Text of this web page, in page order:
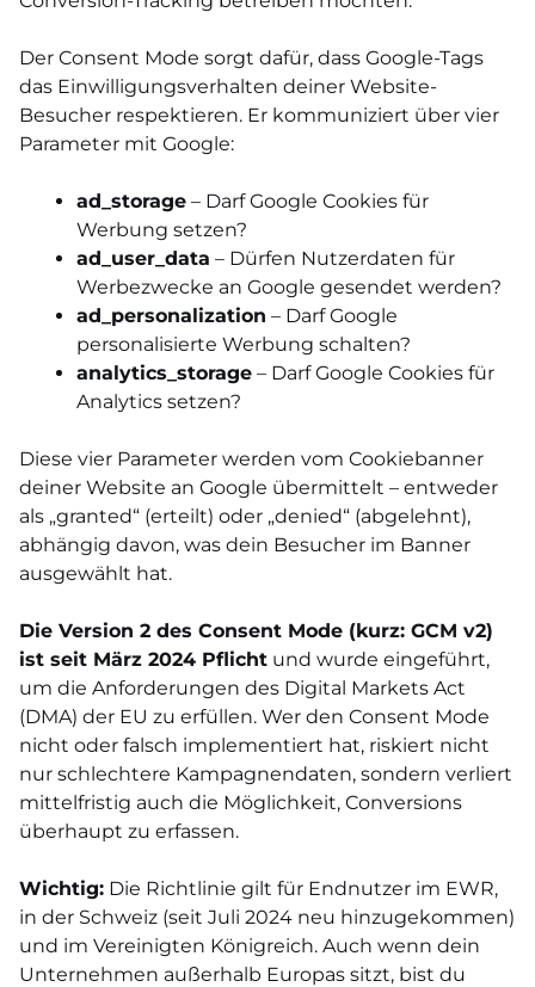
Der Consent Mode sorgt dafür, dass Google-Tags
das Einwilligungsverhalten deiner Website-
Besucher respektieren. Er kommuniziert über vier
Parameter mit Google:
ad_storage – Darf Google Cookies für
Werbung setzen?
ad_user_data – Dürfen Nutzerdaten für
Werbezwecke an Google gesendet werden?
ad_personalization – Darf Google
personalisierte Werbung schalten?
analytics_storage – Darf Google Cookies für
Analytics setzen?
Diese vier Parameter werden vom Cookiebanner
deiner Website an Google übermittelt – entweder
als „granted“ (erteilt) oder „denied“ (abgelehnt),
abhängig davon, was dein Besucher im Banner
ausgewählt hat.
Die Version 2 des Consent Mode (kurz: GCM v2)
ist seit März 2024 Pflicht und wurde eingeführt,
um die Anforderungen des Digital Markets Act
(DMA) der EU zu erfüllen. Wer den Consent Mode
nicht oder falsch implementiert hat, riskiert nicht
nur schlechtere Kampagnendaten, sondern verliert
mittelfristig auch die Möglichkeit, Conversions
überhaupt zu erfassen.
Wichtig: Die Richtlinie gilt für Endnutzer im EWR,
in der Schweiz (seit Juli 2024 neu hinzugekommen)
und im Vereinigten Königreich. Auch wenn dein
Unternehmen außerhalb Europas sitzt, bist du